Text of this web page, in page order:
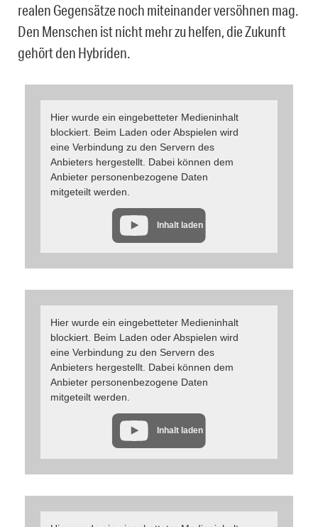
realen Gegensätze noch miteinander versöhnen mag.
Den Menschen ist nicht mehr zu helfen, die Zukunft
gehört den Hybriden.
Hier wurde ein eingebetteter Medieninhalt
blockiert. Beim Laden oder Abspielen wird
eine Verbindung zu den Servern des
Anbieters hergestellt. Dabei können dem
Anbieter personenbezogene Daten
mitgeteilt werden.
Inhalt laden
Hier wurde ein eingebetteter Medieninhalt
blockiert. Beim Laden oder Abspielen wird
eine Verbindung zu den Servern des
Anbieters hergestellt. Dabei können dem
Anbieter personenbezogene Daten
mitgeteilt werden.
Inhalt laden